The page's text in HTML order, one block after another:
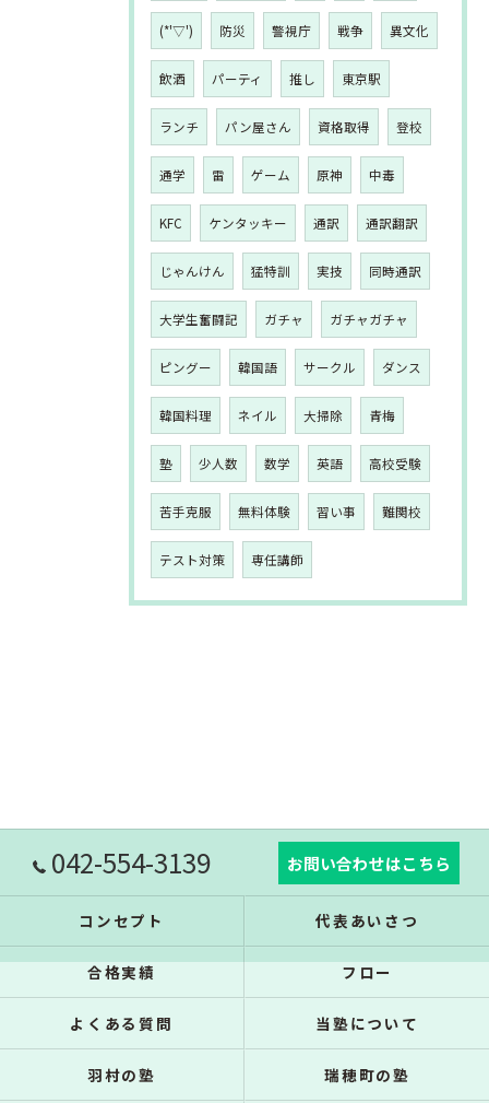
(*'▽') 防災 警視庁 戦争 異文化
飲酒 パーティ 推し 東京駅
ランチ パン屋さん 資格取得 登校
通学 雷 ゲーム 原神 中毒
KFC ケンタッキー 通訳 通訳翻訳
じゃんけん 猛特訓 実技 同時通訳
大学生奮闘記 ガチャ ガチャガチャ
ピングー 韓国語 サークル ダンス
韓国料理 ネイル 大掃除 青梅
塾 少人数 数学 英語 高校受験
苦手克服 無料体験 習い事 難関校
テスト対策 専任講師
042-554-3139 お問い合わせはこちら
コンセプト 代表あいさつ
合格実績 フロー
よくある質問 当塾について
羽村の塾 瑞穂町の塾